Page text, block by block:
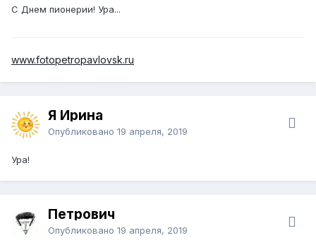
С Днем пионерии! Ура...
www.fotopetropavlovsk.ru
Я Ирина
Опубликовано 19 апреля, 2019
Ура!
Петрович
Опубликовано 19 апреля, 2019